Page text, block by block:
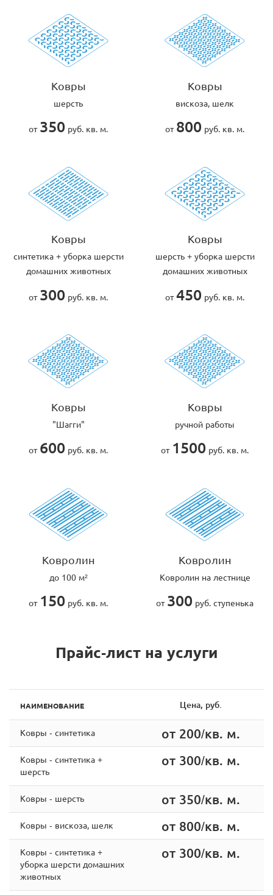
Ковры
шерсть
от 350 руб. кв. м.
Ковры
вискоза, шелк
от 800 руб. кв. м.
Ковры
cинтетика + уборка шерсти
домашних животных
от 300 руб. кв. м.
Ковры
шерсть + уборка шерсти
домашних животных
от450 руб. кв. м.
Ковры
"Шагги"
от 600 руб. кв. м.
Ковры
ручной работы
от 1500 руб. кв. м.
Ковролин
до 100 м²
от 150 руб. кв. м.
Ковролин
Ковролин на лестнице
от 300 руб. ступенька
Прайс-лист на услуги
НАИМЕНОВАНИЕ Цена, руб.
Ковры - синтетика от 200/кв. м.
Ковры - синтетика +
шерсть
от 300/кв. м.
Ковры - шерсть от 350/кв. м.
Ковры - вискоза, шелк от 800/кв. м.
Ковры - cинтетика +
уборка шерсти домашних
животных
от 300/кв. м.